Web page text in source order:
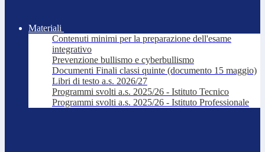
Materiali
Contenuti minimi per la preparazione dell'esame
integrativo
Prevenzione bullismo e cyberbullismo
Documenti Finali classi quinte (documento 15 maggio)
Libri di testo a.s. 2026/27
Programmi svolti a.s. 2025/26 - Istituto Tecnico
Programmi svolti a.s. 2025/26 - Istituto Professionale